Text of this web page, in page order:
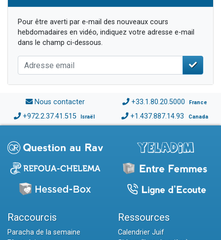
Pour être averti par e-mail des nouveaux cours
hebdomadaires en vidéo, indiquez votre adresse e-mail
dans le champ ci-dessous.
Nous contacter +33.1.80.20.5000 France
+972.2.37.41.515 Israël +1.437.887.14.93 Canada
Raccourcis
Paracha de la semaine
Ressources
Calendrier Juif